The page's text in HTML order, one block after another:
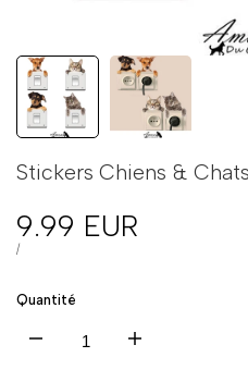
Stickers Chiens & Chats
Prix
en
9.99 EUR
PRIX
/PAR
Quantité
Diminuer Augmenter